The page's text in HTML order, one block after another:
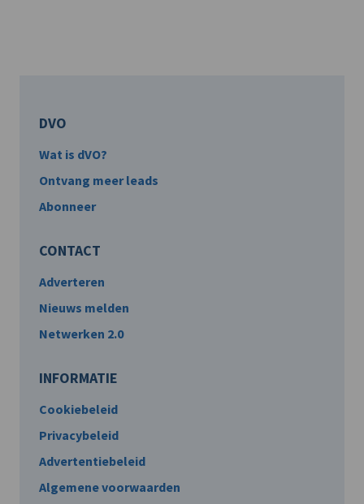
DVO
Wat is dVO?
Ontvang meer leads
Abonneer
CONTACT
Adverteren
Nieuws melden
Netwerken 2.0
INFORMATIE
Cookiebeleid
Privacybeleid
Advertentiebeleid
Algemene voorwaarden